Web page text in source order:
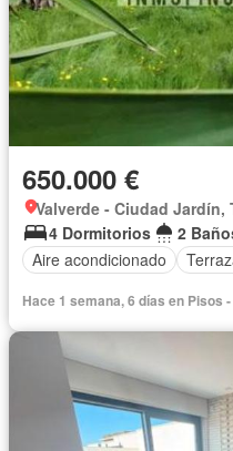
650.000 €
Valverde - Ciudad Jardín,
4 Dormitorios
2
Aire acondicionado
Hace 1 semana, 6 días en Pisos -